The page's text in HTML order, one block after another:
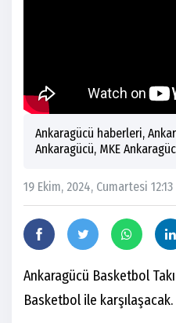
Ankaragücü haberleri,
Ankaragücü, MKE
19 Ekim, 2024, Cumartesi 12:13
Ankaragücü Basketbol
Basketbol ile karşılaşacak.